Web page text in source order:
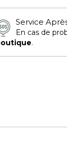
Service
En cas de
.